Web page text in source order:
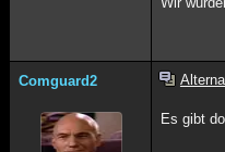
Comguard2
Es gibt